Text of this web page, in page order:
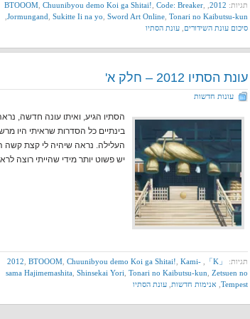
תגיות: 2012
BTOOOM Chuunibyou demo Koi ga Shitai! Code: Breaker
Jormungand Sukitte Ii na yo Sword Art Online Tonari no Kaibutsu-kun
סיכום עונת השידורים עונת הסתיו
עונת הסתיו 2012 – חלק א'
עונות חדשות
הסתיו הגיע, ואיתו עונה חדשה,
בינתיים כל הסדרות שראיתי היו
העלילה. נראה שיהיה לי קצת קשה
יש פשוט יותר מידי שהייתי רוצה
תגיות: 「K」
2012 BTOOOM Chuunibyou demo Koi ga Shitai! Kami-
sama Hajimemashita Shinsekai Yori Tonari no Kaibutsu-kun Zetsuen no
Tempest אנימות חדשות עונת הסתיו